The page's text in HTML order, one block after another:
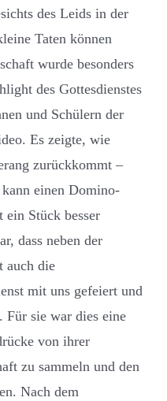
des Leids in der
Taten können
wurde besonders
des Gottesdienstes
und Schülern der
Es zeigte, wie
zurückkommt –
einen Domino-
Stück besser
dass neben der
auch die
mit uns gefeiert und
Für sie war dies eine
von ihrer
zu sammeln und den
Nach dem